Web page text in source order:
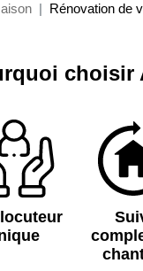
Rénovation de
choisir